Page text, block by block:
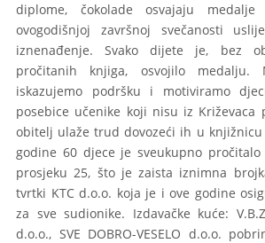
diplome, čokolade osvajaju
ovogodišnjoj završnoj svečanosti
iznenađenje. Svako dijete je, bez
pročitanih knjiga, osvojilo
iskazujemo podršku i motiviramo
posebice učenike koji nisu iz Križevaca
obitelj ulaže trud dovozeći ih u knjižnicu
godine 60 djece je sveukupno pročitalo
prosjeku 25, što je zaista iznimna
tvrtki KTC d.o.o. koja je i ove godine
za sve sudionike. Izdavačke kuće:
d.o.o., SVE DOBRO-VESELO d.o.o.